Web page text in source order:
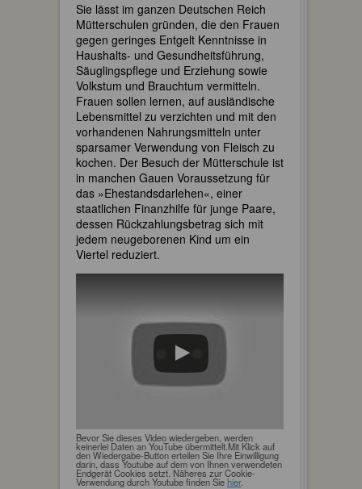
Sie lässt im ganzen Deutschen Reich
Mütterschulen gründen, die den Frauen
gegen geringes Entgelt Kenntnisse in
Haushalts- und Gesundheitsführung,
Säuglingspflege und Erziehung sowie
Volkstum und Brauchtum vermitteln.
Frauen sollen lernen, auf ausländische
Lebensmittel zu verzichten und mit den
vorhandenen Nahrungsmitteln unter
sparsamer Verwendung von Fleisch zu
kochen. Der Besuch der Mütterschule ist
in manchen Gauen Voraussetzung für
das »Ehestandsdarlehen«, einer
staatlichen Finanzhilfe für junge Paare,
dessen Rückzahlungsbetrag sich mit
jedem neugeborenen Kind um ein
Viertel reduziert.
Bevor Sie dieses Video wiedergeben, werden
keinerlei Daten an YouTube übermittelt.Mit Klick auf
den Wiedergabe-Button erteilen Sie Ihre Einwilligung
darin, dass Youtube auf dem von Ihnen verwendeten
Endgerät Cookies setzt. Näheres zur Cookie-
Verwendung durch Youtube finden Siehier.